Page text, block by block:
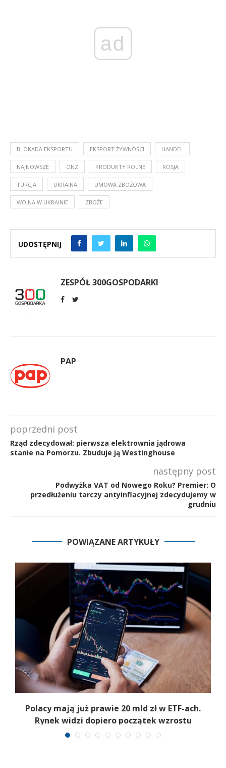
ad
BLOKADA EKSPORTU EKSPORT ŻYWNOŚCI HANDEL
NAJNOWSZE ONZ PRODUKTY ROLNE ROSJA
TURCJA UKRAINA UMOWA ZBOŻOWA
WOJNA W UKRAINIE ZBOŻE
UDOSTĘPNIJ
ZESPÓŁ 300GOSPODARKI
PAP
poprzedni post
Rząd zdecydował: pierwsza elektrownia jądrowa
stanie na Pomorzu. Zbuduje ją Westinghouse
następny post
Podwyżka VAT od Nowego Roku? Premier: O
przedłużeniu tarczy antyinflacyjnej zdecydujemy w
grudniu
POWIĄZANE ARTYKUŁY
Polacy mają już prawie 20 mld zł w ETF-ach.
Rynek widzi dopiero początek wzrostu